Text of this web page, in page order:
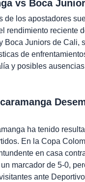
vs Boca
de los apostadores
rendimiento reciente
Boca Juniors de Cali,
de
y posibles
ha tenido
En la Copa
en casa
marcador de 5-0,
ante